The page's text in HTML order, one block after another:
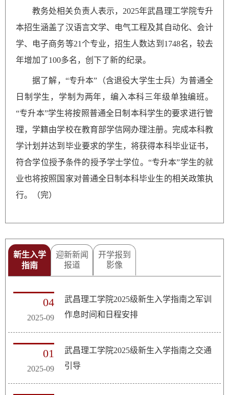
教务处相关负责人表示，2025年武昌理工学院专升
本招生涵盖了汉语言文学、电气工程及其自动化、会计
学、电子商务等21个专业，招生人数达到1748名，较去
年增加了100多名，创下了新的纪录。
据了解，“专升本”（含退役大学生士兵）为普通全
日制学生，学制为两年，编入本科三年级单独编班。
“专升本”学生将按照普通全日制本科学生的要求进行管
理，学籍由学校在教育部学信网办理注册。完成本科教
学计划并达到毕业要求的学生，将获得本科毕业证书，
符合学位授予条件的授予学士学位。“专升本”学生的就
业也将按照国家对普通全日制本科毕业生的相关政策执
行。（完）
新生入学
指南
迎新新闻
报道
开学报到
影像
04
2025-09
武昌理工学院2025级新生入学指南之军训
作息时间和日程安排
01
2025-09
武昌理工学院2025级新生入学指南之交通
引导